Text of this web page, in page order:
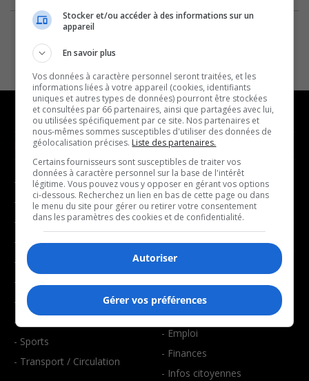
NOUVELLES
- Affaires municipales
- Communauté / Social
- Culture
- Économie
- Éducation
- Environnement
- Faits divers
- Santé et bien-être
- Sports
- Transport / Circulation
MUSIQUE
- Décompte franco
- Joué récemment
BALADOS
- Affaires
- Art de vivre
- Bien-être
- Emploi
- Finances
- Infos citoyennes
Stocker et/ou accéder à des informations sur un
appareil
En savoir plus
Vos données à caractère personnel seront traitées, et les
informations liées à votre appareil (cookies, identifiants
uniques et autres types de données) pourront être stockées
et consultées par 66 partenaires, ainsi que partagées avec lui,
ou utilisées spécifiquement par ce site. Nos partenaires et
nous-mêmes sommes susceptibles d'utiliser des données de
géolocalisation précises. Liste des partenaires.
Certains fournisseurs sont susceptibles de traiter vos
données à caractère personnel sur la base de l'intérêt
légitime. Vous pouvez vous y opposer en gérant vos options
ci-dessous. Recherchez un lien en bas de cette page ou dans
le menu du site pour gérer ou retirer votre consentement
dans les paramètres des cookies et de confidentialité.
Autoriser
Gérer vos préférences